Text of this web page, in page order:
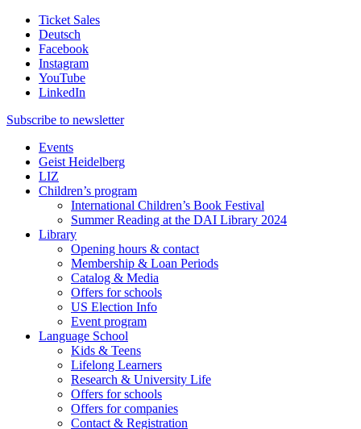
Ticket Sales
Deutsch
Facebook
Instagram
YouTube
LinkedIn
Subscribe to newsletter
Events
Geist Heidelberg
LIZ
Children’s program
International Children’s Book Festival
Summer Reading at the DAI Library 2024
Library
Opening hours & contact
Membership & Loan Periods
Catalog & Media
Offers for schools
US Election Info
Event program
Language School
Kids & Teens
Lifelong Learners
Research & University Life
Offers for schools
Offers for companies
Contact & Registration